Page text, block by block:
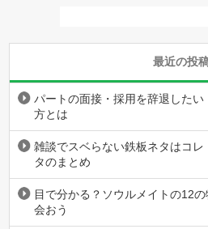
最近の投
パートの面接・採用を辞退したい
方とは
雑談でスベらない鉄板ネタはコ
タのまとめ
目で分かる？ソウルメイトの12
会おう